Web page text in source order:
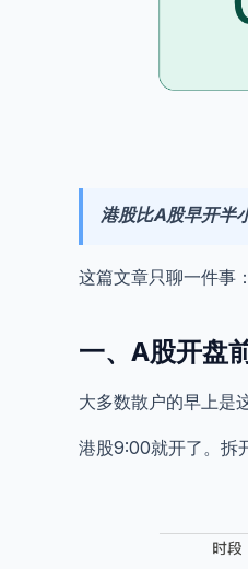
港股比A股早开半
这篇文章只聊一件事
一、A股开盘
大多数散户的早上是
港股9:00就开了。